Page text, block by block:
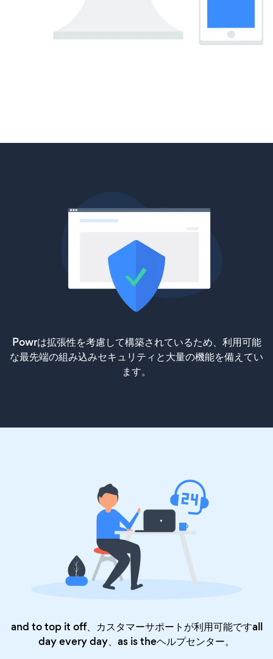
Powrは拡張性を考慮して構築されているため、利用可能
な最先端の組み込みセキュリティと大量の機能を備えてい
ます。
and to top it off、カスタマーサポートが利用可能ですall
day every day、as is theヘルプセンター。